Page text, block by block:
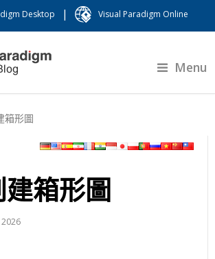
Desktop | Visual Paradigm Online
Menu
箱形圖
箱形圖
2026